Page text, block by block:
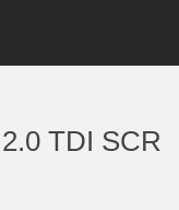
TDI SCR